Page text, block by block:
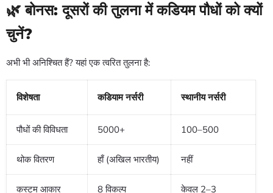
🌿 बोनस: दूसरों की तुलना में कडियम पौधों को क्यों
चुनें?
अभी भी अनिश्चित हैं? यहां एक त्वरित तुलना है:
विशेषता कडियाम नर्सरी स्थानीय नर्सरी
पौधों की विविधता 5000+ 100–500
थोक वितरण हाँ (अखिल भारतीय) नहीं
कस्टम आकार 8 विकल्प केवल 2–3